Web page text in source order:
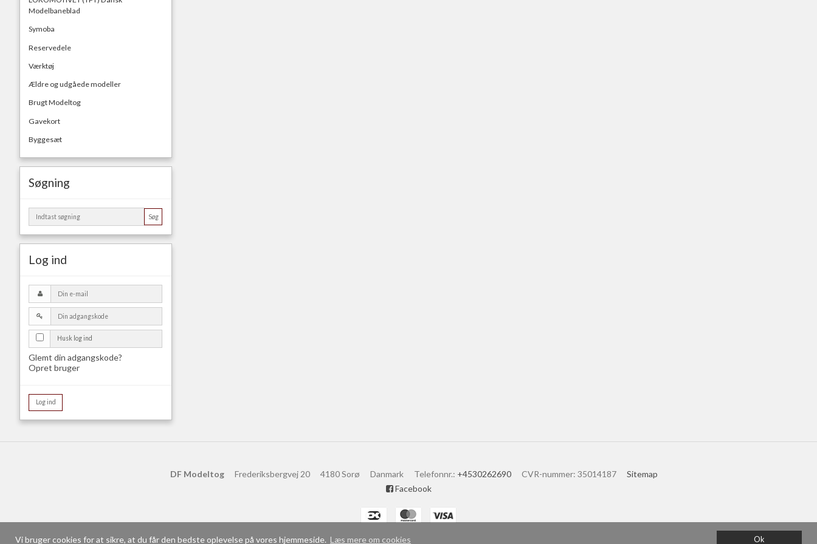
Vi bruger cookies for at sikre, at du får den bedste oplevelse på vores hjemmeside. Læs mere om cookies Ok
Modelbaneblad
Symoba
Reservedele
Værktøj
Ældre og udgåede modeller
Brugt Modeltog
Gavekort
Byggesæt
Søgning
Søg
Log ind
Husk log ind
Glemt din adgangskode?
Opret bruger
Log ind
DF Modeltog Frederiksbergvej 20 4180 Sorø Danmark Telefonnr.: +4530262690 CVR-nummer: 35014187
Sitemap
Facebook